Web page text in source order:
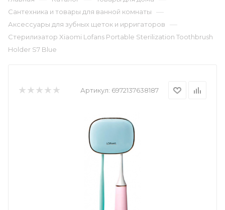
Сантехника и товары для ванной комнаты —
Аксессуары для зубных щеток и ирригаторов —
Стерилизатор Xiaomi Lofans Portable Sterilization Toothbrush
Holder S7 Blue
Артикул: 6972137638187